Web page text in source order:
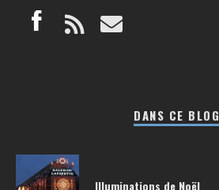
DANS CE BLOG
Illuminations de Noël